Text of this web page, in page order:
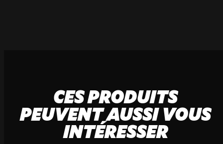
CES PRODUITS
PEUVENT AUSSI VOUS
INTÉRESSER